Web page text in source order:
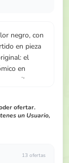
negro, con
en pieza
el
en
en
de manga
una
ofertar.
un Usuario,
13 ofertas